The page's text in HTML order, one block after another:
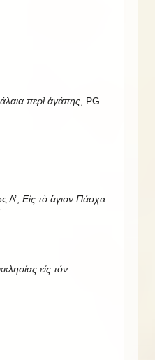
περὶ ἀγάπης , PG
Α’, Εἰς τὸ ἅγιον Πάσχα
εἰς τόν